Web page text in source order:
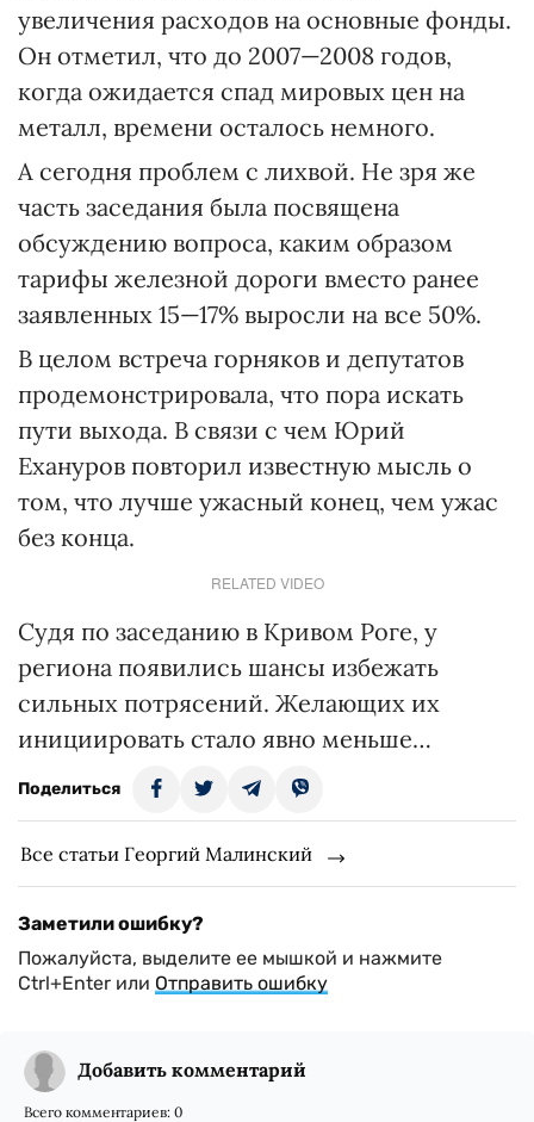
увеличения расходов на основные фонды.
Он отметил, что до 2007—2008 годов,
когда ожидается спад мировых цен на
металл, времени осталось немного.
А сегодня проблем с лихвой. Не зря же
часть заседания была посвящена
обсуждению вопроса, каким образом
тарифы железной дороги вместо ранее
заявленных 15—17% выросли на все 50%.
В целом встреча горняков и депутатов
продемонстрировала, что пора искать
пути выхода. В связи с чем Юрий
Ехануров повторил известную мысль о
том, что лучше ужасный конец, чем ужас
без конца.
RELATED VIDEO
Судя по заседанию в Кривом Роге, у
региона появились шансы избежать
сильных потрясений. Желающих их
инициировать стало явно меньше…
Поделиться
Все статьи Георгий Малинский
Заметили ошибку?
Пожалуйста, выделите ее мышкой и нажмите
Ctrl+Enter или Отправить ошибку
Добавить комментарий
Всего комментариев: 0